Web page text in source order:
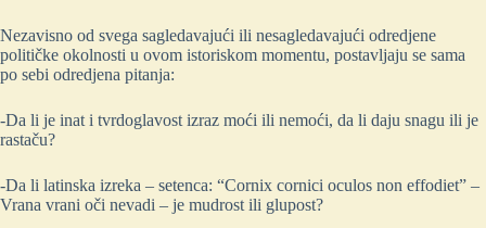
Nezavisno od svega sagledavajući ili nesagledavajući odredjene
političke okolnosti u ovom istoriskom momentu, postavljaju se sama
po sebi odredjena pitanja:
-Da li je inat i tvrdoglavost izraz moći ili nemoći, da li daju snagu ili je
rastaču?
-Da li latinska izreka – setenca: “Cornix cornici oculos non effodiet” –
Vrana vrani oči nevadi – je mudrost ili glupost?